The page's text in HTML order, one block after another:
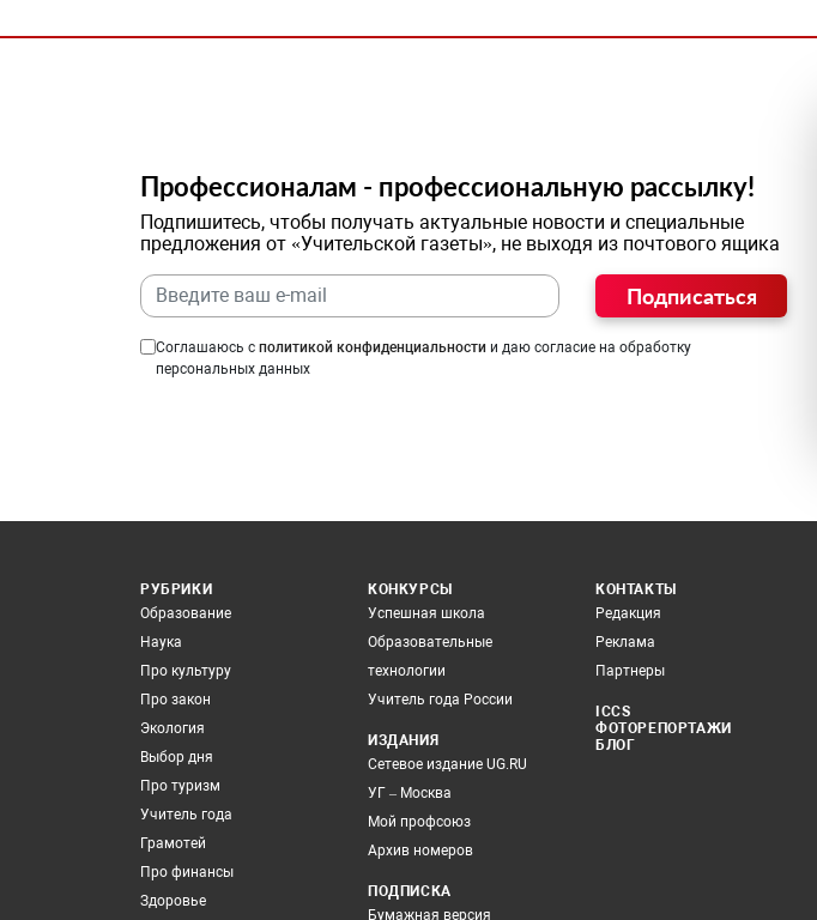
Профессионалам - профессиональную рассылку!
Подпишитесь, чтобы получать актуальные новости и специальные
предложения от «Учительской газеты», не выходя из почтового ящика
Подписаться
Соглашаюсь с политикой конфиденциальности и даю согласие на обработку
персональных данных
РУБРИКИ
Образование
Наука
Про культуру
Про закон
Экология
Выбор дня
Про туризм
Учитель года
Грамотей
Про финансы
Здоровье
КОНКУРСЫ
Успешная школа
Образовательные
технологии
Учитель года России
ИЗДАНИЯ
Сетевое издание UG.RU
УГ – Москва
Мой профсоюз
Архив номеров
ПОДПИСКА
Бумажная версия
КОНТАКТЫ
Редакция
Реклама
Партнеры
ICCS
ФОТОРЕПОРТАЖИ
БЛОГ